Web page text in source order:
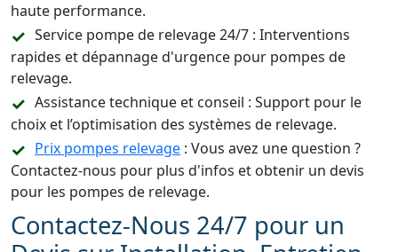
haute performance.
Service pompe de relevage 24/7 : Interventions
rapides et dépannage d'urgence pour pompes de
relevage.
Assistance technique et conseil : Support pour le
choix et l’optimisation des systèmes de relevage.
Prix pompes relevage : Vous avez une question ?
Contactez-nous pour plus d'infos et obtenir un devis
pour les pompes de relevage.
Contactez-Nous 24/7 pour un